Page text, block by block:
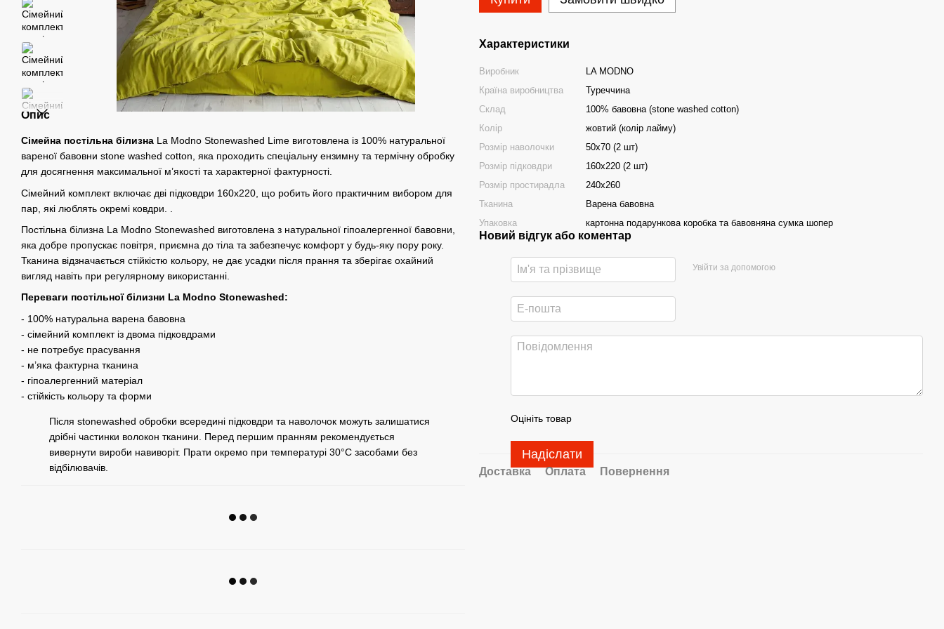
Опис
Сімейна постільна білизна La Modno Stonewashed Lime виготовлена із 100% натуральної
вареної бавовни stone washed cotton, яка проходить спеціальну ензимну та термічну обробку
для досягнення максимальної м’якості та характерної фактурності.
Сімейний комплект включає дві підковдри 160х220, що робить його практичним вибором для
пар, які люблять окремі ковдри. .
Постільна білизна La Modno Stonewashed виготовлена з натуральної гіпоалергенної бавовни,
яка добре пропускає повітря, приємна до тіла та забезпечує комфорт у будь-яку пору року.
Тканина відзначається стійкістю кольору, не дає усадки після прання та зберігає охайний
вигляд навіть при регулярному використанні.
Переваги постільної білизни La Modno Stonewashed:
- 100% натуральна варена бавовна
- сімейний комплект із двома підковдрами
- не потребує прасування
- м’яка фактурна тканина
- гіпоалергенний матеріал
- стійкість кольору та форми
Після stonewashed обробки всередині підковдри та наволочок можуть залишатися
дрібні частинки волокон тканини. Перед першим пранням рекомендується
вивернути вироби навиворіт. Прати окремо при температурі 30°C засобами без
відбілювачів.
Характеристики
Виробник
LA MODNO
Країна виробництва
Туреччина
Склад
100% бавовна (stone washed cotton)
Колір
жовтий (колір лайму)
Розмір наволочки
50х70 (2 шт)
Розмір підковдри
160х220 (2 шт)
Розмір простирадла
240х260
Тканина
Варена бавовна
Упаковка
картонна подарункова коробка та бавовняна сумка шопер
Новий відгук або коментар
Увійти за допомогою
Оцініть товар
Надіслати
Доставка Оплата Повернення